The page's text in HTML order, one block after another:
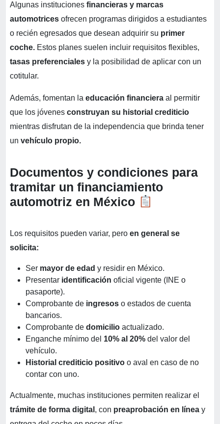
Algunas instituciones financieras y marcas
automotrices ofrecen programas dirigidos a estudiantes
o recién egresados que desean adquirir su primer
coche. Estos planes suelen incluir requisitos flexibles,
tasas preferenciales y la posibilidad de aplicar con un
cotitular.
Además, fomentan la educación financiera al permitir
que los jóvenes construyan su historial crediticio
mientras disfrutan de la independencia que brinda tener
un vehículo propio.
Documentos y condiciones para
tramitar un financiamiento
automotriz en México
Los requisitos pueden variar, pero en general se
solicita:
Ser mayor de edad y residir en México.
Presentar identificación oficial vigente (INE o
pasaporte).
Comprobante de ingresos o estados de cuenta
bancarios.
Comprobante de domicilio actualizado.
Enganche mínimo del 10% al 20% del valor del
vehículo.
Historial crediticio positivo o aval en caso de no
contar con uno.
Actualmente, muchas instituciones permiten realizar el
trámite de forma digital , con preaprobación en línea y